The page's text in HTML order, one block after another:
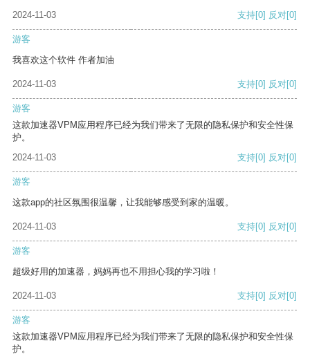
2024-11-03 支持[0] 反对[0]
游客
我喜欢这个软件 作者加油
2024-11-03 支持[0] 反对[0]
游客
这款加速器VPM应用程序已经为我们带来了无限的隐私保护和安全性保
护。
2024-11-03
支持[0] 反对[0]
游客
这款app的社区氛围很温馨，让我能够感受到家的温暖。
2024-11-03 支持[0] 反对[0]
游客
超级好用的加速器，妈妈再也不用担心我的学习啦！
2024-11-03 支持[0] 反对[0]
游客
这款加速器VPM应用程序已经为我们带来了无限的隐私保护和安全性保
护。